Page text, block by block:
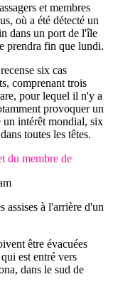
et membres
où a été détecté un
dans un port de l'île
prendra fin que lundi.
six cas
comprenant trois
pour lequel il n'y a
provoquer un
un intérêt mondial, six
toutes les têtes.
du membre de
assises à l'arrière d'un
être évacuées
est entré vers
dans le sud de